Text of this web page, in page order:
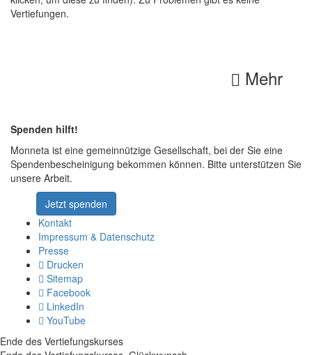
Vertiefungen.
Mehr
Spenden hilft!
Monneta ist eine gemeinnützige Gesellschaft, bei der Sie eine
Spendenbescheinigung bekommen können. Bitte unterstützen Sie
unsere Arbeit.
Jetzt spenden
Kontakt
Impressum & Datenschutz
Presse
Drucken
Sitemap
Facebook
LinkedIn
YouTube
Ende des Vertiefungskurses